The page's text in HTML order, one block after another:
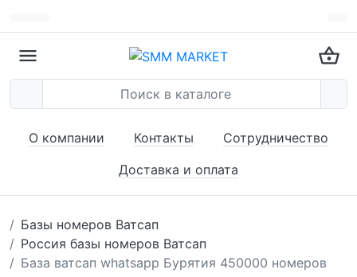
О компании Контакты
Сотрудничество
Доставка и оплата
Базы номеров Ватсап
Россия базы номеров Ватсап
База ватсап whatsapp Бурятия 450000 номеров